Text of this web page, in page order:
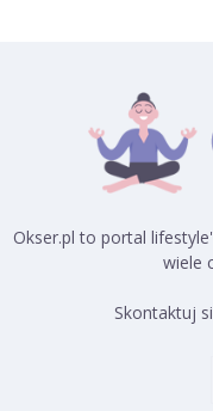
Okser.pl to portal
wiele
Skontaktuj